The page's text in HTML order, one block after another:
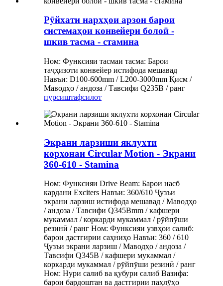
Рӯйхати нархҳои арзон барои
системаҳои конвейери болоӣ -
шкив тасма - стамина
Ном: Функсияи тасмаи тасма: Барои
таҷҳизоти конвейер истифода мешавад
Навъи: D100-600mm / L200-3000mm Қисм /
Маводҳо / андоза / Тавсифи Q235B / ранг
пурсиштафсилот
Экрани ларзиши яклухти
корхонаи Circular Motion - Экрани
360-610 - Stamina
Ном: Функсияи Drive Beam: Барои насб
кардани Exciters Навъи: 360/610 Ҷузъи
экрани ларзиш истифода мешавад / Маводҳо
/ андоза / Тавсифи Q345Bmm / кафшери
мукаммал / коркарди мукаммал / рӯйпӯши
резинӣ / ранг Ном: Функсияи узвҳои салиб:
барои дастгирии саҳниҳо Навъи: 360 / 610
Ҷузъи экрани ларзиш / Маводҳо / андоза /
Тавсифи Q345B / кафшери мукаммал /
коркарди мукаммал / рӯйпӯши резинӣ / ранг
Ном: Нури салиб ва қубури салиб Вазифа:
барои бардоштан ва дастгирии паҳлӯҳо